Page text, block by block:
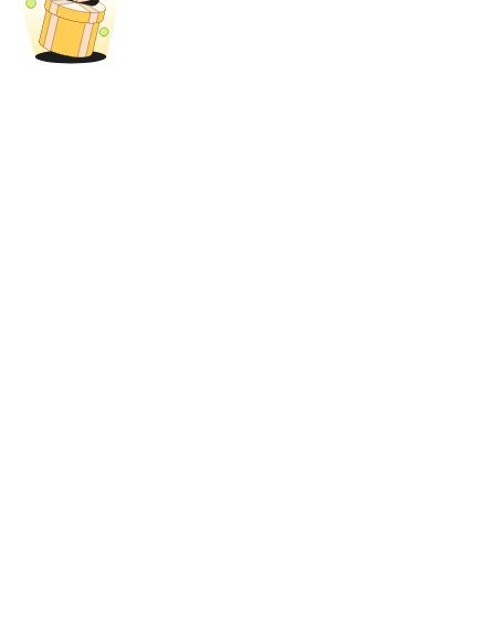
Penguncian BTR
Investasi eksklusif untuk pemegang BTR